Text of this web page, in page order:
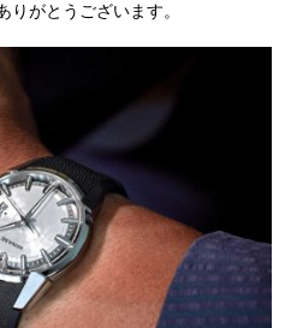
りがとうございます。